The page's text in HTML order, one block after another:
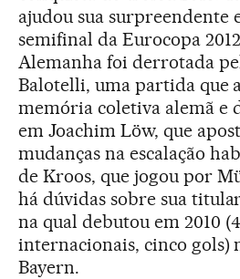
ajudou sua surpreendente
semifinal da Eurocopa
Alemanha foi derrotada
Balotelli, uma partida que
memória coletiva alemã e
em Joachim Löw, que
mudanças na escalação
de Kroos, que jogou por
há dúvidas sobre sua
na qual debutou em 2010
internacionais, cinco gols)
Bayern.